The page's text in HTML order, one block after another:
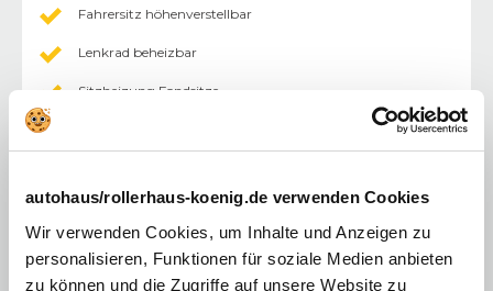
autohaus/rollerhaus-koenig.de verwenden Cookies
Wir verwenden Cookies, um Inhalte und Anzeigen zu
personalisieren, Funktionen für soziale Medien anbieten
zu können und die Zugriffe auf unsere Website zu
Fahrersitz höhenverstellbar
Lenkrad beheizbar
Sitzheizung Fondsitze
Android Auto
Sonstiges: